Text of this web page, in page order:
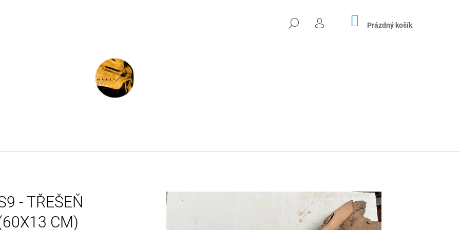
HLEDAT
PŘIHLÁŠENÍ
NÁKUPNÍ
KOŠÍK
Prázdný košík
- TŘEŠEŇ
CM)
CO POTŘEBUJETE NAJÍT?
HLEDAT
Následující
HODINY KAŠTAN - CHESTNUT
E-BOOK - EPOXIDOVÁ PRYSKYŘICE